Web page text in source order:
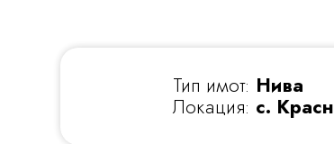
Тип имот: Нива
Локация: с.